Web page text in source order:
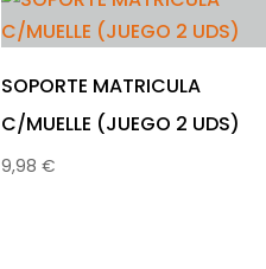
110,00 €.99,99 €.
SOPORTE MATRICULA
C/MUELLE (JUEGO 2 UDS)
9,98€